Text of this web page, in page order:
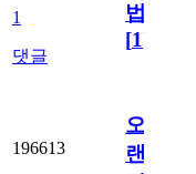
1
댓글
법
[1]
196613
오
랜